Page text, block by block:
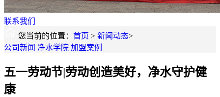
联系我们
您当前的位置： 首页 > 新闻动态>
公司新闻 净水学院 加盟案例
五一劳动节|劳动创造美好，净水守护健
康